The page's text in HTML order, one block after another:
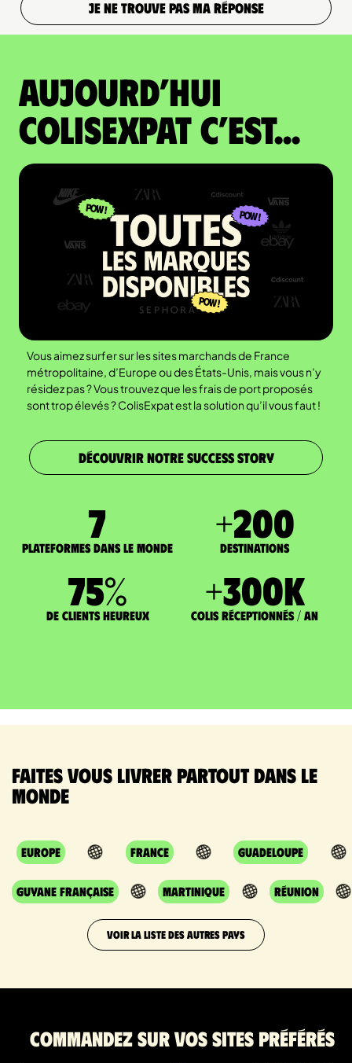
JE NE TROUVE PAS MA RÉPONSE
Aujourd’hui
colisexpat c’est...
Vous aimez surfer sur les sites marchands de France
métropolitaine, d’Europe ou des États-Unis, mais vous n’y
résidez pas ? Vous trouvez que les frais de port proposés
sont trop élevés ? ColisExpat est la solution qu’il vous faut !
DÉCOUVRIR NOTRE SUCCESS STORY
7
Plateformes dans le monde
+200
DESTINATIONS
75%
de clients heureux
+300K
Colis réceptionnés / an
Faites vous livrer partout dans le
monde
Europe France Guadeloupe
Guyane Française Martinique Réunion
VOIR LA LISTE DES AUTRES PAYS
Commandez sur vos sites préférés